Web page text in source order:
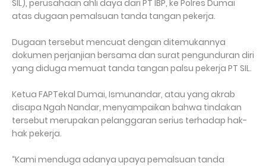
SIL), perusahaan ahli daya dari PT IBP, ke Polres Dumai
atas dugaan pemalsuan tanda tangan pekerja.
Dugaan tersebut mencuat dengan ditemukannya
dokumen perjanjian bersama dan surat pengunduran diri
yang diduga memuat tanda tangan palsu pekerja PT SIL.
Ketua FAPTekal Dumai, Ismunandar, atau yang akrab
disapa Ngah Nandar, menyampaikan bahwa tindakan
tersebut merupakan pelanggaran serius terhadap hak-
hak pekerja.
“Kami menduga adanya upaya pemalsuan tanda